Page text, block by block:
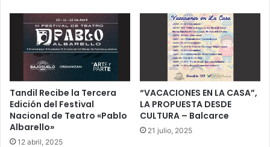
Tandil Recibe la Tercera
Edición del Festival
Nacional de Teatro «Pablo
Albarello»
12 abril, 2025
“VACACIONES EN LA CASA”,
LA PROPUESTA DESDE
CULTURA – Balcarce
21 julio, 2025